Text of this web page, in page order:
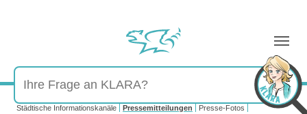
Sie sind hier:
Städtische Informationskanäle Pressemitteilungen
Presse-Fotos